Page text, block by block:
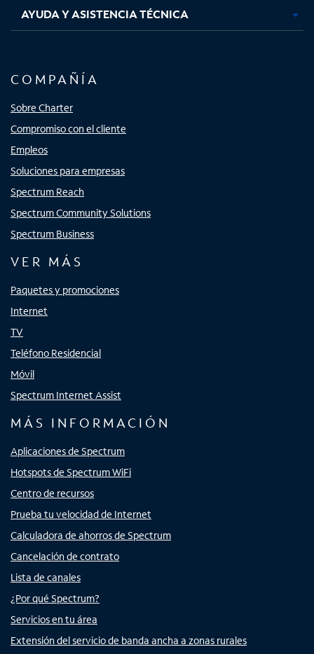
AYUDA Y ASISTENCIA TÉCNICA
COMPAÑÍA
Sobre Charter
Compromiso con el cliente
Empleos
Soluciones para empresas
Spectrum Reach
Spectrum Community Solutions
Spectrum Business
VER MÁS
Paquetes y promociones
Internet
TV
Teléfono Residencial
Móvil
Spectrum Internet Assist
MÁS INFORMACIÓN
Aplicaciones de Spectrum
Hotspots de Spectrum WiFi
Centro de recursos
Prueba tu velocidad de Internet
Calculadora de ahorros de Spectrum
Cancelación de contrato
Lista de canales
¿Por qué Spectrum?
Servicios en tu área
Extensión del servicio de banda ancha a zonas rurales